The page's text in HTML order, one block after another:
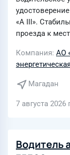
«А III».
проезда к
Компания АО
Магадан
7 августа 2026
Водитель